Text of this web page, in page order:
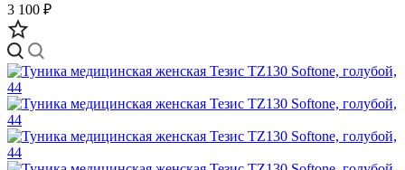
3 100 ₽